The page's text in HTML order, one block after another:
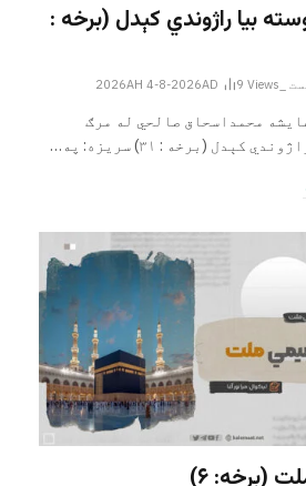
بیا راژوندي کېدل (برخه :
9 Views
محمداسحاق صالحي له مرګ
کېدل (برخه : ۳۱) سریزه: په…
(برخه: ۶)